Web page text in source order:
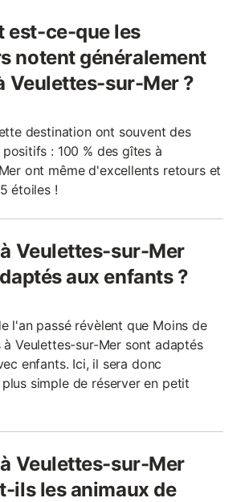
est-ce-que les
notent généralement
Veulettes-sur-Mer ?
destination ont souvent des
: 100 % des gîtes à
ont même d'excellents retours et
étoiles !
Veulettes-sur-Mer
aux enfants ?
l'an passé révèlent que Moins de
à Veulettes-sur-Mer sont adaptés
enfants. Ici, il sera donc
simple de réserver en petit
Veulettes-sur-Mer
ils les animaux de